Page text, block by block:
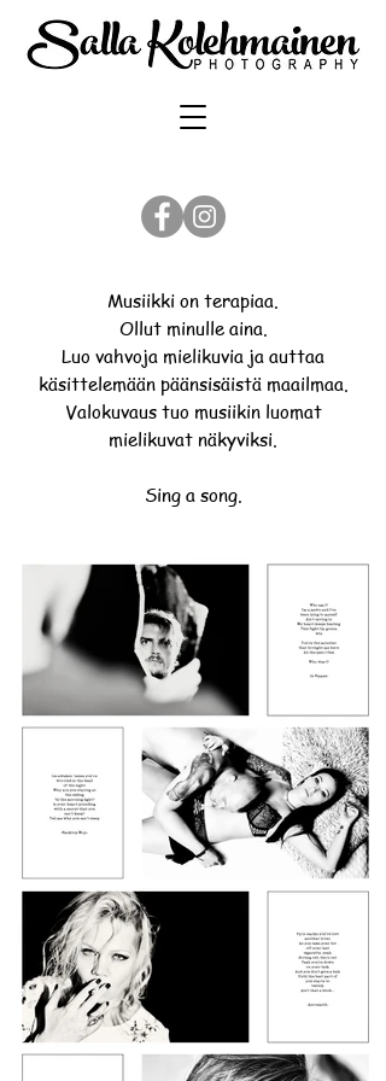
Musiikki on terapiaa.
Ollut minulle aina.
Luo vahvoja mielikuvia ja auttaa
käsittelemään päänsisäistä maailmaa.
Valokuvaus tuo musiikin luomat
mielikuvat näkyviksi.
Sing a song.